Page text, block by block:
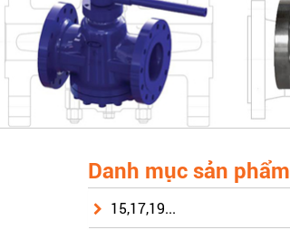
Danh mục sản phẩm
15,17,19...